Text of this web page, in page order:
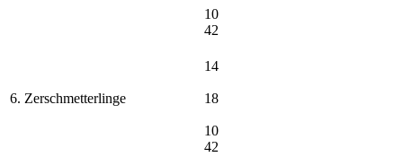
10
42
6. Zerschmetterlinge
14
18
10
42